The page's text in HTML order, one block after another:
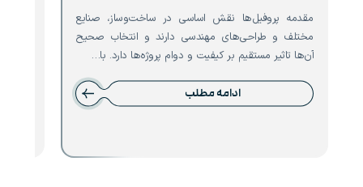
مقدمه پروفیل‌ها نقش اساسی در ساخت‌وساز، صنایع
مختلف و طراحی‌های مهندسی دارند و انتخاب صحیح
آن‌ها تاثیر مستقیم بر کیفیت و دوام پروژه‌ها دارد. با…
ادامه مطلب